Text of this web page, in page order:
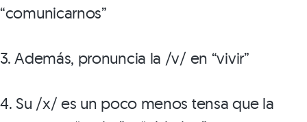
“comunicarnos”
3. Además, pronuncia la /v/ en “vivir”
4. Su /x/ es un poco menos tensa que la